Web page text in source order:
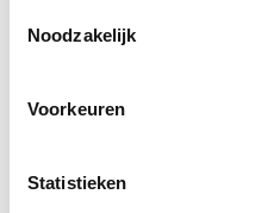
Noodzakelijk
Voorkeuren
Statistieken
Sprachumschalters
Hinweis:
offiziellen Preise der